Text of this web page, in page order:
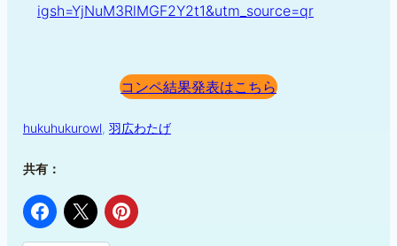
igsh=YjNuM3RlMGF2Y2t1&utm_source=qr
コンペ結果発表はこちら
hukuhukurowl, 羽広わたげ
共有：